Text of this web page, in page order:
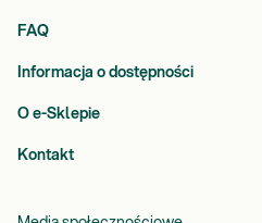
FAQ
Informacja o dostępności
O e-Sklepie
Kontakt